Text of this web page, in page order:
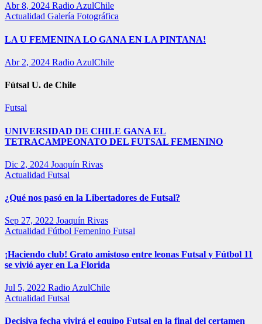
Abr 8, 2024 Radio AzulChile
Actualidad Galería Fotográfica
LA U FEMENINA LO GANA EN LA PINTANA!
Abr 2, 2024 Radio AzulChile
Fútsal U. de Chile
Futsal
UNIVERSIDAD DE CHILE GANA EL
TETRACAMPEONATO DEL FUTSAL FEMENINO
Dic 2, 2024 Joaquín Rivas
Actualidad Futsal
¿Qué nos pasó en la Libertadores de Futsal?
Sep 27, 2022 Joaquín Rivas
Actualidad Fútbol Femenino Futsal
¡Haciendo club! Grato amistoso entre leonas Futsal y Fútbol 11
se vivió ayer en La Florida
Jul 5, 2022 Radio AzulChile
Actualidad Futsal
Decisiva fecha vivirá el equipo Futsal en la final del certamen